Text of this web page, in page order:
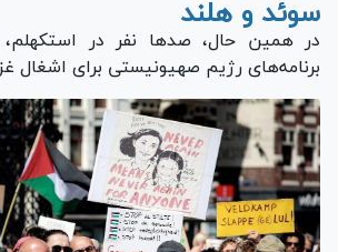
سوئد و هلند
در همین حال، صد‌ها نفر در
برنامه‌های رژیم صهیونیستی برای اشغال